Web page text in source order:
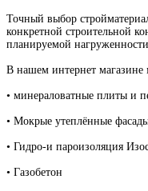
Точный выбор
конкретной строительной
планируемой
В нашем интернет магазине
• минераловатные плиты и
• Мокрые утеплённые
• Гидро-и пароизоляция
• Газобетон